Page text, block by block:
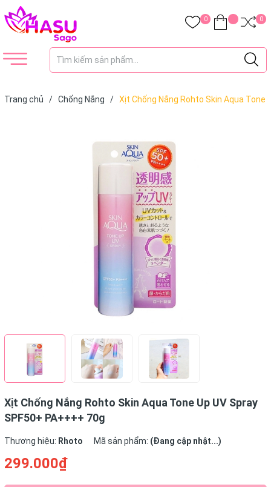
0 0
Trang chủ / Chống Nắng / Xịt Chống Nắng Rohto Skin Aqua Tone
Xịt Chống Nắng Rohto Skin Aqua Tone Up UV Spray
SPF50+ PA++++ 70g
Thương hiệu: Rhoto Mã sản phẩm: (Đang cập nhật...)
299.000₫